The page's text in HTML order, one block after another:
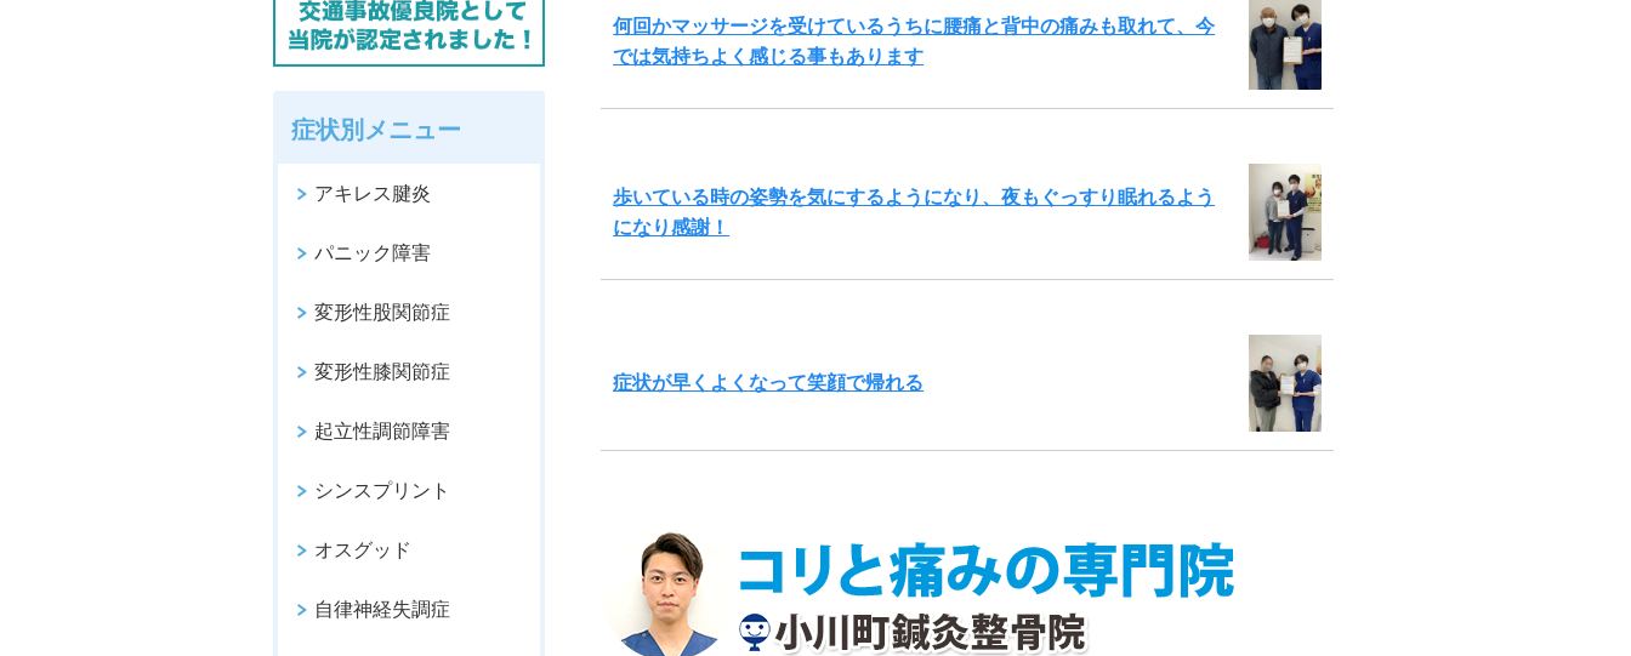
何回かマッサージを受けているうちに腰痛と背中の痛みも取れて、今
では気持ちよく感じる事もあります
歩いている時の姿勢を気にするようになり、夜もぐっすり眠れるよう
になり感謝！
症状が早くよくなって笑顔で帰れる
症状別メニュー
アキレス腱炎
パニック障害
変形性股関節症
変形性膝関節症
起立性調節障害
シンスプリント
オスグッド
自律神経失調症